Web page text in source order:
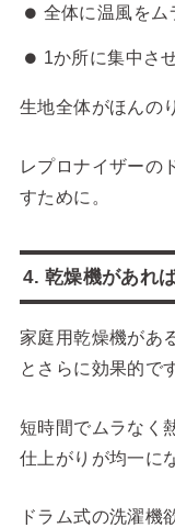
全体に温風をム
1か所に集中さ
生地全体がほんの
レプロナイザーの
すために。
4. 乾燥機があれ
家庭用乾燥機があ
とさらに効果的で
短時間でムラなく
仕上がりが均一に
ドラム式の洗濯機